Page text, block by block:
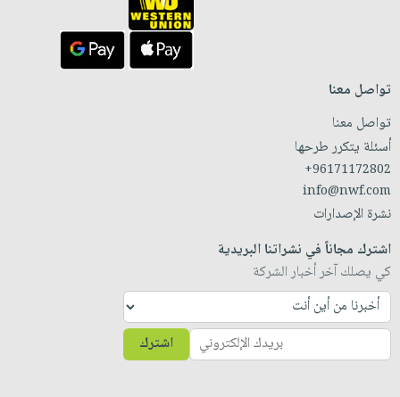
تواصل معنا
تواصل معنا
أسئلة يتكرر طرحها
+96171172802
info@nwf.com
نشرة الإصدارات
اشترك مجاناً في نشراتنا البريدية
كي يصلك آخر أخبار الشركة
اشترك